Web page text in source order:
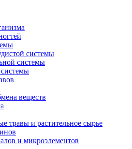
системы
системы
веществ
травы и растительное сырье
и микроэлементов